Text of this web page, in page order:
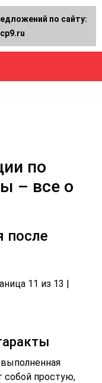
по
– все о
после
11 из 13 |
собой простую,
по сайту: